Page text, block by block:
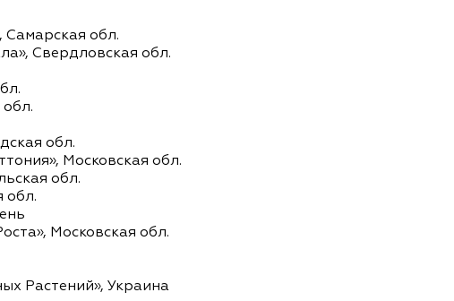
обл.
Свердловская обл.
обл.
Московская обл.
обл.
обл.
Московская обл.
Растений», Украина